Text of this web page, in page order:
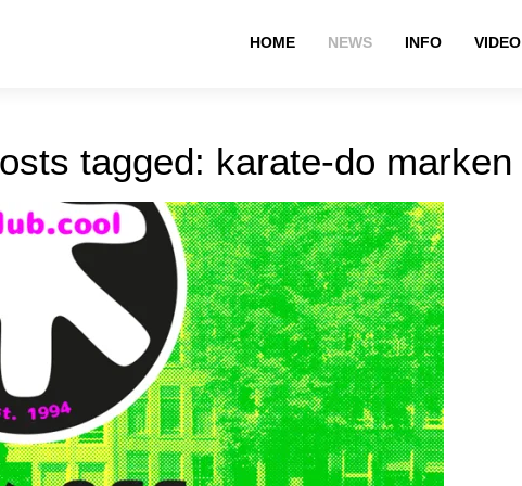
HOME NEWS INFO VIDEO
tagged: karate-do marken